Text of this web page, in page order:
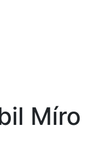
Míro